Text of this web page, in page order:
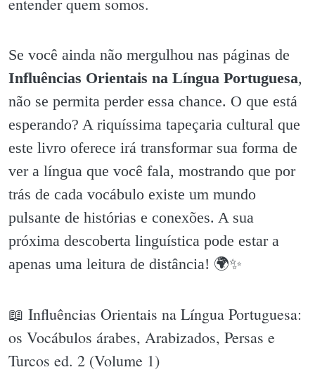
Se você ainda não mergulhou nas páginas de
Influências Orientais na Língua Portuguesa,
não se permita perder essa chance. O que está
esperando? A riquíssima tapeçaria cultural que
este livro oferece irá transformar sua forma de
ver a língua que você fala, mostrando que por
trás de cada vocábulo existe um mundo
pulsante de histórias e conexões. A sua
próxima descoberta linguística pode estar a
apenas uma leitura de distância! 🌍✨️
📖 Influências Orientais na Língua Portuguesa:
os Vocábulos árabes, Arabizados, Persas e
Turcos ed. 2 (Volume 1)